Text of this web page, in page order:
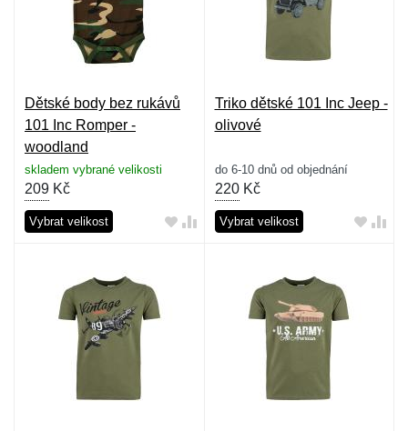
Dětské body bez rukávů
101 Inc Romper -
woodland
skladem vybrané velikosti
209 Kč
Vybrat velikost
Triko dětské 101 Inc Jeep -
olivové
do 6-10 dnů od objednání
220Kč
Vybrat velikost